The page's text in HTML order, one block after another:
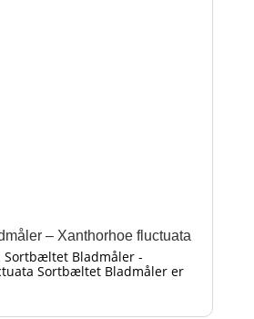
– Xanthorhoe fluctuata
Sortbæltet Bladmåler -
Sortbæltet Bladmåler er